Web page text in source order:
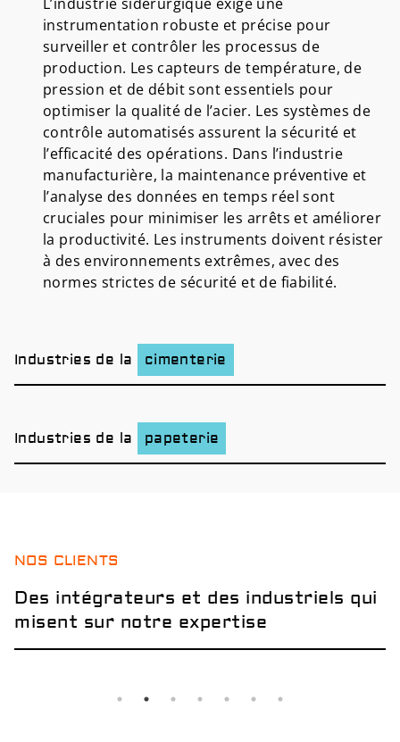
instrumentation robuste et précise pour
surveiller et contrôler les processus de
production. Les capteurs de température, de
pression et de débit sont essentiels pour
optimiser la qualité de l’acier. Les systèmes de
contrôle automatisés assurent la sécurité et
l’efficacité des opérations. Dans l’industrie
manufacturière, la maintenance préventive et
l’analyse des données en temps réel sont
cruciales pour minimiser les arrêts et améliorer
la productivité. Les instruments doivent résister
à des environnements extrêmes, avec des
normes strictes de sécurité et de fiabilité.
Industries de la cimenterie
Industries de la papeterie
NOS CLIENTS
Des intégrateurs et des industriels qui
misent sur notre expertise